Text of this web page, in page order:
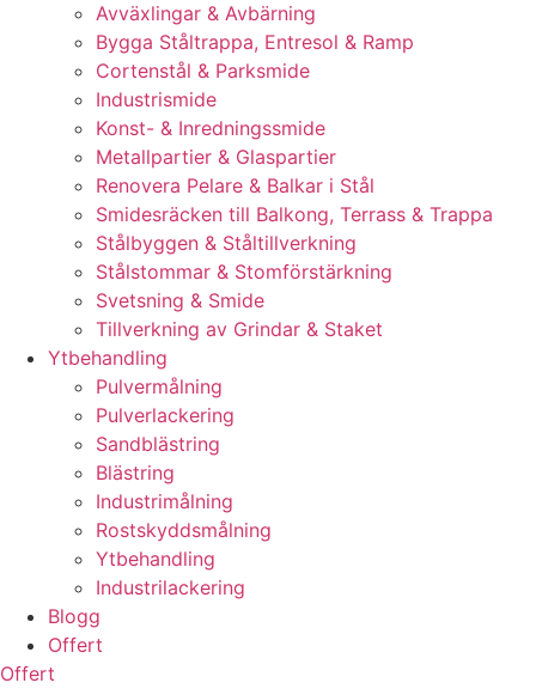
Avväxlingar & Avbärning
Bygga Ståltrappa, Entresol & Ramp
Cortenstål & Parksmide
Industrismide
Konst- & Inredningssmide
Metallpartier & Glaspartier
Renovera Pelare & Balkar i Stål
Smidesräcken till Balkong, Terrass & Trappa
Stålbyggen & Ståltillverkning
Stålstommar & Stomförstärkning
Svetsning & Smide
Tillverkning av Grindar & Staket
Ytbehandling
Pulvermålning
Pulverlackering
Sandblästring
Blästring
Industrimålning
Rostskyddsmålning
Ytbehandling
Industrilackering
Blogg
Offert
Offert